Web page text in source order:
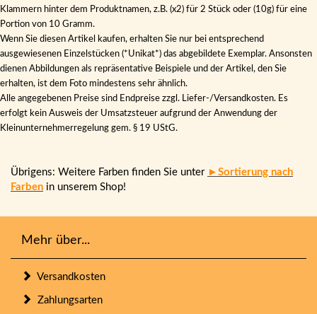
Klammern hinter dem Produktnamen, z.B. (x2) für 2 Stück oder (10g) für eine
Portion von 10 Gramm.
Wenn Sie diesen Artikel kaufen, erhalten Sie nur bei entsprechend
ausgewiesenen Einzelstücken (*Unikat*) das abgebildete Exemplar. Ansonsten
dienen Abbildungen als repräsentative Beispiele und der Artikel, den Sie
erhalten, ist dem Foto mindestens sehr ähnlich.
Alle angegebenen Preise sind Endpreise zzgl. Liefer-/Versandkosten. Es
erfolgt kein Ausweis der Umsatzsteuer aufgrund der Anwendung der
Kleinunternehmerregelung gem. § 19 UStG.
Übrigens: Weitere Farben finden Sie unter ►Sortierung nach
Farben in unserem Shop!
Mehr über...
Versandkosten
Zahlungsarten